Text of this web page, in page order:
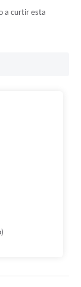
a curtir esta